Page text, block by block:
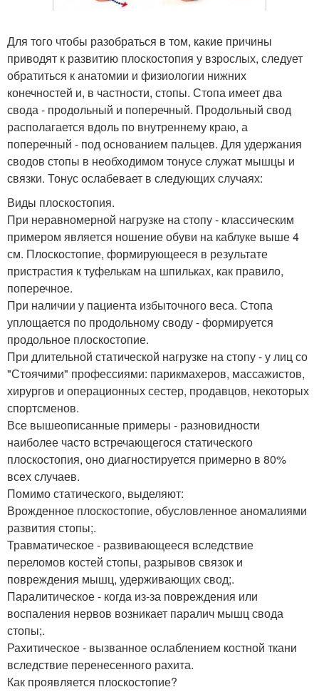
Для того чтобы разобраться в том, какие причины
приводят к развитию плоскостопия у взрослых, следует
обратиться к анатомии и физиологии нижних
конечностей и, в частности, стопы. Стопа имеет два
свода - продольный и поперечный. Продольный свод
располагается вдоль по внутреннему краю, а
поперечный - под основанием пальцев. Для удержания
сводов стопы в необходимом тонусе служат мышцы и
связки. Тонус ослабевает в следующих случаях:
Виды плоскостопия.
При неравномерной нагрузке на стопу - классическим
примером является ношение обуви на каблуке выше 4
см. Плоскостопие, формирующееся в результате
пристрастия к туфелькам на шпильках, как правило,
поперечное.
При наличии у пациента избыточного веса. Стопа
уплощается по продольному своду - формируется
продольное плоскостопие.
При длительной статической нагрузке на стопу - у лиц со
"Стоячими" профессиями: парикмахеров, массажистов,
хирургов и операционных сестер, продавцов, некоторых
спортсменов.
Все вышеописанные примеры - разновидности
наиболее часто встречающегося статического
плоскостопия, оно диагностируется примерно в 80%
всех случаев.
Помимо статического, выделяют:
Врожденное плоскостопие, обусловленное аномалиями
развития стопы;.
Травматическое - развивающееся вследствие
переломов костей стопы, разрывов связок и
повреждения мышц, удерживающих свод;.
Паралитическое - когда из-за повреждения или
воспаления нервов возникает паралич мышц свода
стопы;.
Рахитическое - вызванное ослаблением костной ткани
вследствие перенесенного рахита.
Как проявляется плоскостопие?